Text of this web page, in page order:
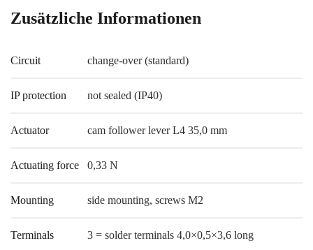
Zusätzliche Informationen
Circuit change-over (standard)
IP protection not sealed (IP40)
Actuator cam follower lever L4 35,0 mm
Actuating force 0,33 N
Mounting side mounting, screws M2
Terminals 3 = solder terminals 4,0×0,5×3,6 long